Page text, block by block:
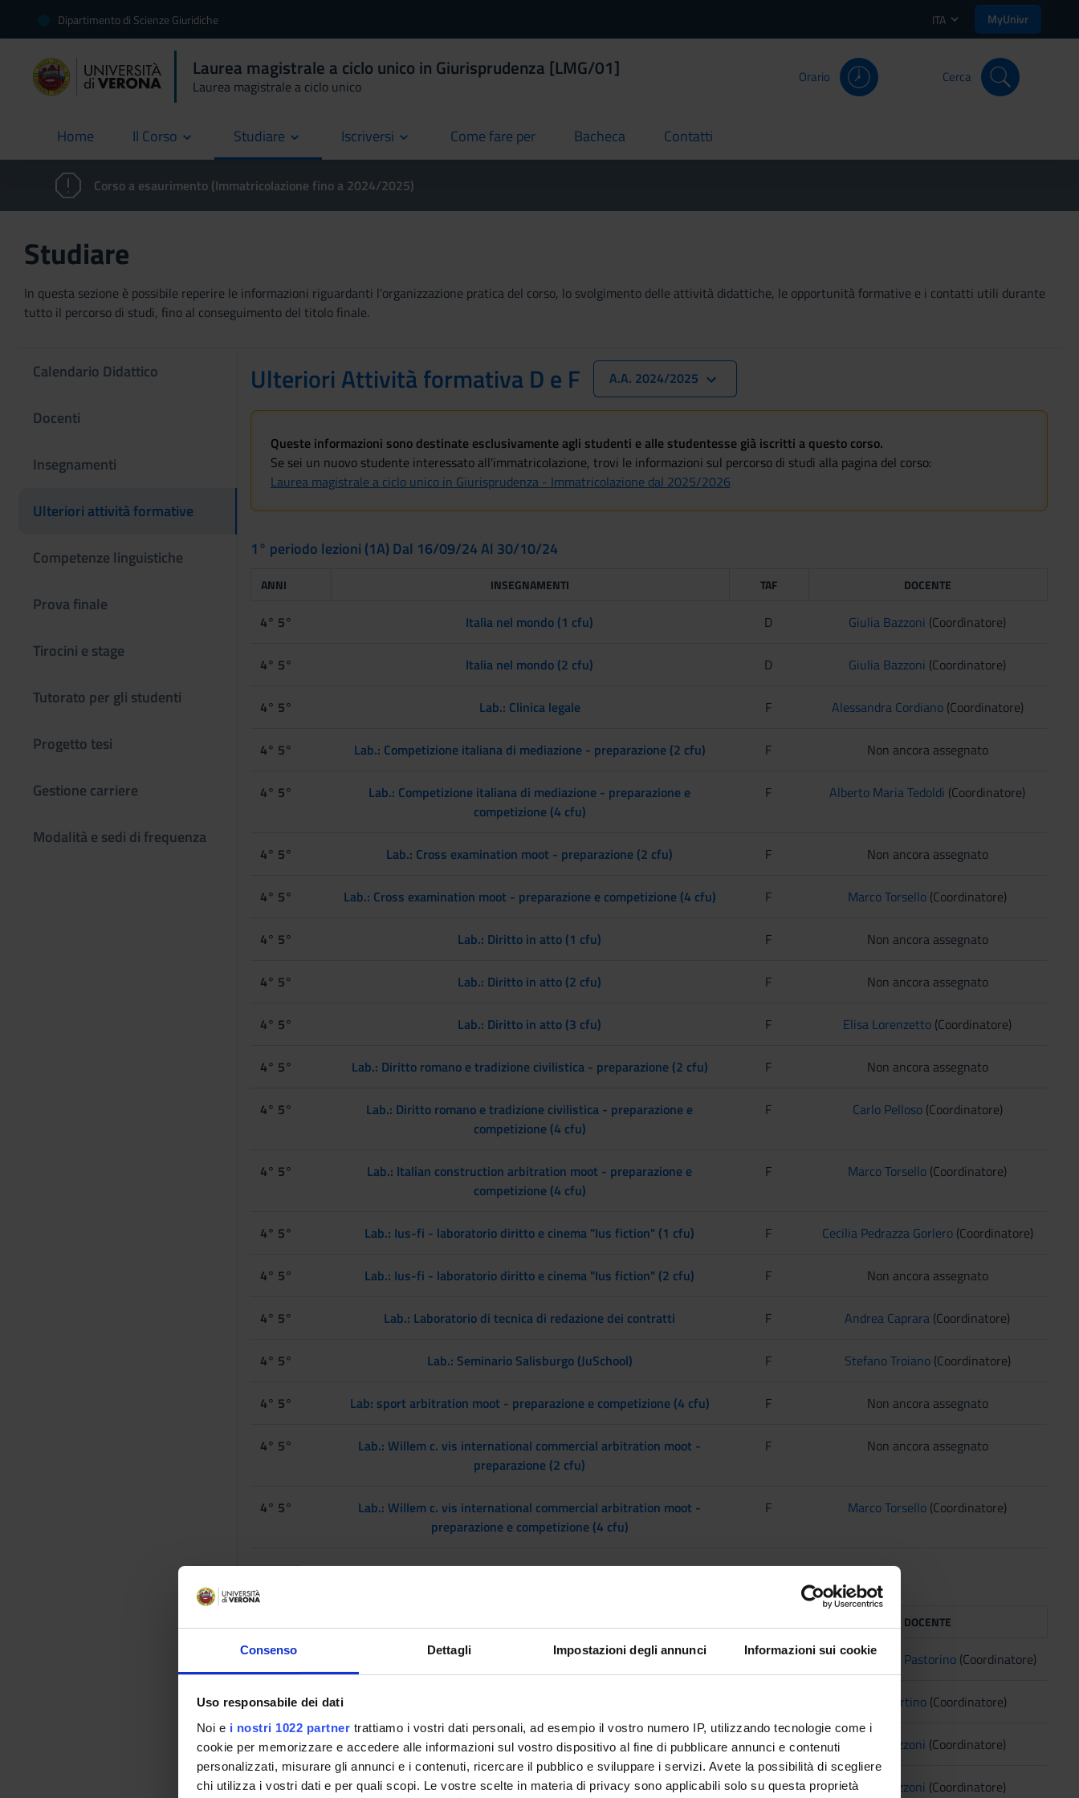
Consenso Dettagli Impostazioni degli annunci Informazioni sui cookie
Uso responsabile dei dati
Noi e i nostri 1022 partner trattiamo i vostri dati personali, ad esempio il vostro numero IP, utilizzando tecnologie come i
cookie per memorizzare e accedere alle informazioni sul vostro dispositivo al fine di pubblicare annunci e contenuti
personalizzati, misurare gli annunci e i contenuti, ricercare il pubblico e sviluppare i servizi. Avete la possibilità di scegliere
chi utilizza i vostri dati e per quali scopi. Le vostre scelte in materia di privacy sono applicabili solo su questa proprietà
Dipartimento di Scienze Giuridiche ITA MyUnivr
Laurea magistrale a ciclo unico in Giurisprudenza [LMG/01]
Laurea magistrale a ciclo unico
Orario Cerca
Home
current Il Corso Studiare Iscriversi Come fare per
current Bacheca
current Contatti
current
Corso a esaurimento (Immatricolazione fino a 2024/2025)
Studiare
In questa sezione è possibile reperire le informazioni riguardanti l'organizzazione pratica del corso, lo svolgimento delle attività didattiche, le opportunità formative e i contatti utili durante
tutto il percorso di studi, fino al conseguimento del titolo finale.
Calendario Didattico
Docenti
Insegnamenti
Ulteriori attività formative
Competenze linguistiche
Prova finale
Tirocini e stage
Tutorato per gli studenti
Progetto tesi
Gestione carriere
Modalità e sedi di frequenza
Ulteriori Attività formativa D e F A.A. 2024/2025
Queste informazioni sono destinate esclusivamente agli studenti e alle studentesse già iscritti a questo corso.
Se sei un nuovo studente interessato all'immatricolazione, trovi le informazioni sul percorso di studi alla pagina del corso:
Laurea magistrale a ciclo unico in Giurisprudenza - Immatricolazione dal 2025/2026
1° periodo lezioni (1A) Dal 16/09/24 Al 30/10/24
ANNI INSEGNAMENTI TAF DOCENTE
4° 5° Italia nel mondo (1 cfu) D Giulia Bazzoni (Coordinatore)
4° 5° Italia nel mondo (2 cfu) D Giulia Bazzoni (Coordinatore)
4° 5° Lab.: Clinica legale F Alessandra Cordiano(Coordinatore)
4° 5° Lab.: Competizione italiana di mediazione - preparazione (2 cfu) F Non ancora assegnato
4° 5°
Lab.: Competizione italiana di mediazione - preparazione e
competizione (4 cfu)
F Alberto Maria Tedoldi (Coordinatore)
4° 5° Lab.: Cross examination moot - preparazione (2 cfu) F Non ancora assegnato
4° 5° Lab.: Cross examination moot - preparazione e competizione (4 cfu) F Marco Torsello (Coordinatore)
4° 5° Lab.: Diritto in atto (1 cfu) F Non ancora assegnato
4° 5° Lab.: Diritto in atto (2 cfu) F Non ancora assegnato
4° 5° Lab.: Diritto in atto (3 cfu) F Elisa Lorenzetto (Coordinatore)
4° 5° Lab.: Diritto romano e tradizione civilistica - preparazione (2 cfu) F Non ancora assegnato
4° 5°
Lab.: Diritto romano e tradizione civilistica - preparazione e
competizione (4 cfu)
F Carlo Pelloso(Coordinatore)
4° 5°
Lab.: Italian construction arbitration moot - preparazione e
competizione (4 cfu)
F Marco Torsello (Coordinatore)
4° 5° Lab.: Ius-fi - laboratorio diritto e cinema "Ius fiction" (1 cfu) F Cecilia Pedrazza Gorlero(Coordinatore)
4° 5° Lab.: Ius-fi - laboratorio diritto e cinema "Ius fiction" (2 cfu) F Non ancora assegnato
4° 5° Lab.: Laboratorio di tecnica di redazione dei contratti F Andrea Caprara (Coordinatore)
4° 5° Lab.: Seminario Salisburgo (JuSchool) F Stefano Troiano(Coordinatore)
4° 5° Lab: sport arbitration moot - preparazione e competizione (4 cfu) F Non ancora assegnato
4° 5°
Lab.: Willem c. vis international commercial arbitration moot -
preparazione (2 cfu)
F Non ancora assegnato
4° 5°
Lab.: Willem c. vis international commercial arbitration moot -
preparazione e competizione (4 cfu)
F Marco Torsello (Coordinatore)
1° periodo lezioni (1B) Dal 07/11/24 Al 17/12/24
DOCENTE
4° 5° Diritto agrario per lo sviluppo e l'innovazione D Leonardo Fabio Pastorino(Coordinatore)
4° 5° Matteo Ortino(Coordinatore)
4° 5° Italia nel mondo (1 cfu) D Giulia Bazzoni (Coordinatore)
4° 5° Italia nel mondo (2 cfu) D Giulia Bazzoni (Coordinatore)